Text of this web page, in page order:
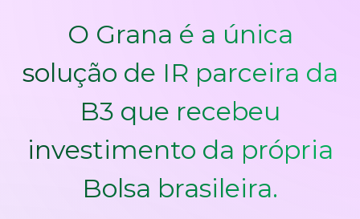
O Grana é a única
solução de IR parceira da
B3 que recebeu
investimento da própria
Bolsa brasileira.